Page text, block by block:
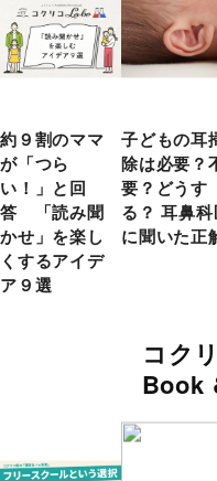
約９割のママ
が「つら
い！」と回
答 「読み聞
かせ」を楽し
くするアイデ
ア９選
子どもの耳
除は必要？
要？どうす
る？ 耳鼻
に聞いた正
コク
Book